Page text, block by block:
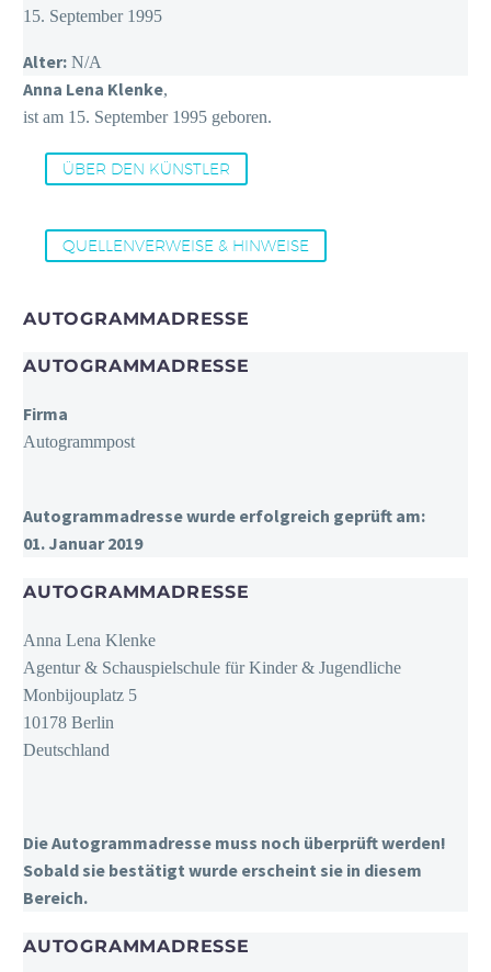
15. September 1995
Alter: N/A
Anna Lena Klenke,
ist am 15. September 1995 geboren.
ÜBER DEN KÜNSTLER
QUELLENVERWEISE & HINWEISE
AUTOGRAMMADRESSE
AUTOGRAMMADRESSE
Firma
Autogrammpost
Autogrammadresse wurde erfolgreich geprüft am:
01. Januar 2019
AUTOGRAMMADRESSE
Anna Lena Klenke
Agentur & Schauspielschule für Kinder & Jugendliche
Monbijouplatz 5
10178 Berlin
Deutschland
Die Autogrammadresse muss noch überprüft werden!
Sobald sie bestätigt wurde erscheint sie in diesem
Bereich.
AUTOGRAMMADRESSE